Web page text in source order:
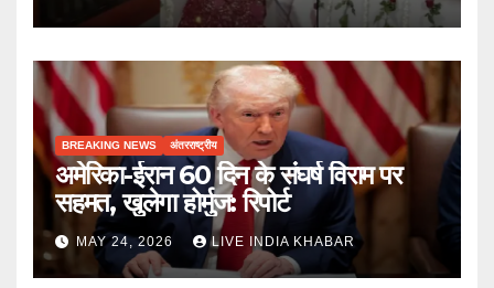
BREAKING NEWS अंतरराष्ट्रीय
अमेरिका-ईरान 60 दिन के संघर्ष विराम पर
सहमत, खुलेगा होर्मुज: रिपोर्ट
MAY 24, 2026 LIVE INDIA KHABAR